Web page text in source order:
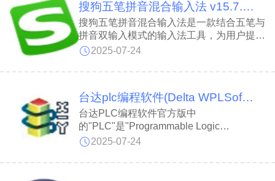
刻。该字体由设计师周建豪创作，特点在于
高对比度的衬线与简约质朴的风格，既赋予
文字强烈的视觉表现力，又巧妙保持低调，
避免喧宾夺主，完美衬托作品主体内容。
搜狗五笔拼音混合输入法 v15.7.0.2109
搜狗五笔拼音混合输入法是一款结合五笔与
拼音双输入模式的输入法工具，为用户提供
多样化的输入选择。搜狗五笔拼音混合输入
使用需求。实时同步的在线词库，包含大量
狗五笔拼音混合输入法提供多款精美皮肤，
用户可随心更换，打造个性化输入界，让输
入过程更加高效便捷。
2025-07-24
台达plc编程软件(Delta WPLSoft) 官方多语言版 v2.52
台达PLC编程软件官方版中
的"PLC"是"Programmable Logic
Controller"（可编程逻辑控制器）的简称，
器。台达plc编程软件由台达专为工业自动
2025-07-24